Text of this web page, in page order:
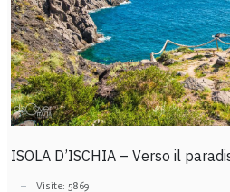
ISOLA D’ISCHIA – Verso il
Visite: 5869